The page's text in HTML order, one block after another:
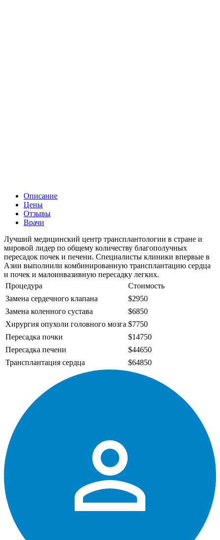
Описание
Цены
Отзывы
Врачи
Лучший медицинский центр трансплантологии в стране и
мировой лидер по общему количеству благополучных
пересадок почек и печени. Специалисты клиники впервые в
Азии выполнили комбинированную трансплантацию сердца
и почек и малоинвазивную пересадку легких.
Процедура
Стоимость
Замена сердечного клапана
$2950
Замена коленного сустава
$6850
Хирургия опухоли головного мозга $7750
Пересадка почки
$14750
Пересадка печени
$44650
Трансплантация сердца
$64850